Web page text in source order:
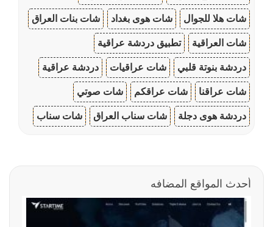
شات هلا للجوال شات هوى بغداد شات بنات العراق
شات العراقية تطبيق دردشة عراقية
دردشة بنوتة قلبي شات عراقيات دردشة عراقية
شات عراقنا شات عراقكم شات صوتي
دردشة هوى دجلة شات سناب العراق شات سناب
أحدث المواقع المضافه